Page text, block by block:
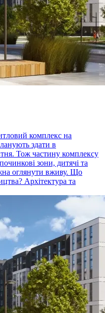
комплекс на
здати в
Тож частину комплексу
зони, дитячі та
оглянути вживу. Що
Архітектура та